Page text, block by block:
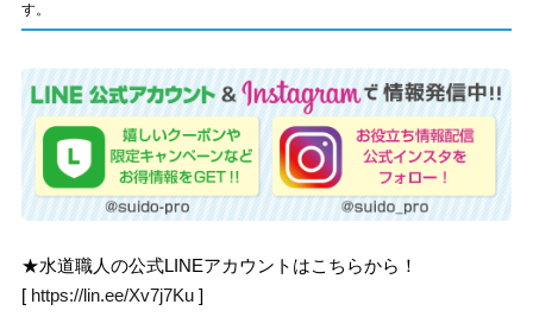
す。
★水道職人の公式LINEアカウントはこちらから！
[ https://lin.ee/Xv7j7Ku ]